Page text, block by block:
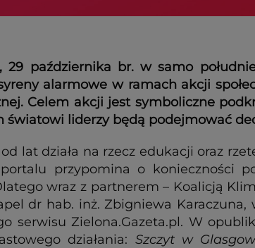
29 października br. w samo
alarmowe w ramach akcji
Celem akcji jest symboliczne
światowi liderzy będą podejmować
od lat działa na rzecz edukacji oraz
przypomina o konieczności
wraz z partnerem – Koalicją
dr hab. inż. Zbigniewa Karaczuna,
serwisu Zielona.Gazeta.pl. W
działania: Szczyt w